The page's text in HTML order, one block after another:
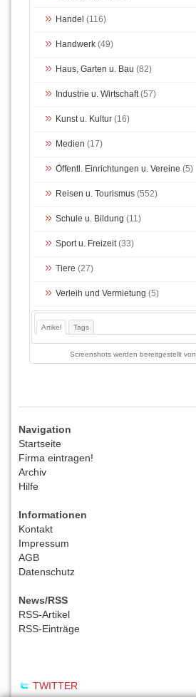
Handel (116)
Handwerk (49)
Haus, Garten u. Bau (82)
Industrie u. Wirtschaft(57)
Kunst u. Kultur (16)
Medien (17)
Öffentl. Einrichtungen u. Vereine (5)
Reisen u. Tourismus (552)
Schule u. Bildung (11)
Sport u. Freizeit(33)
Tiere (27)
Verleih und Vermietung (5)
Artikel Tags
Screenshots werden bereitgestellt von
Navigation
Startseite
Firma eintragen!
Archiv
Hilfe
Informationen
Kontakt
Impressum
AGB
Datenschutz
News/RSS
RSS-Artikel
RSS-Einträge
TWITTER